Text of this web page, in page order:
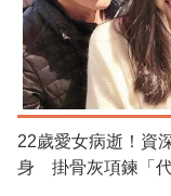
22歲愛女病逝！資
身 掛骨灰項鍊「